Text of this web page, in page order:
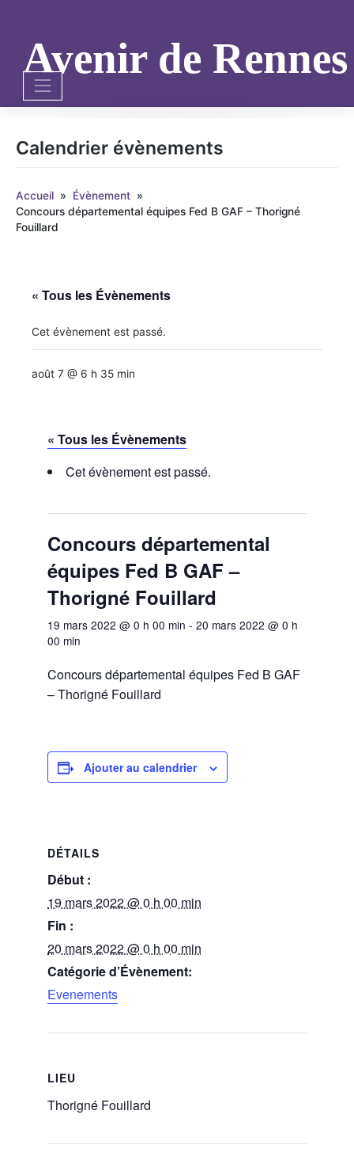
Avenir de
Calendrier évènements
Accueil » Évènement »
Concours départemental équipes Fed B GAF – Thorigné
Fouillard
« Tous les Évènements
Cet évènement est passé.
août 7 @ 6 h 35 min
« Tous les Évènements
Cet évènement est passé.
Concours départemental
équipes Fed B GAF –
Thorigné Fouillard
19 mars 2022 @ 0 h 00 min - 20 mars 2022 @ 0 h
00 min
Concours départemental équipes Fed B GAF
– Thorigné Fouillard
Ajouter au calendrier
DÉTAILS
Début :
19 mars 2022 @ 0 h 00 min
Fin :
20 mars 2022 @ 0 h 00 min
Catégorie d’Évènement:
Evenements
LIEU
Thorigné Fouillard